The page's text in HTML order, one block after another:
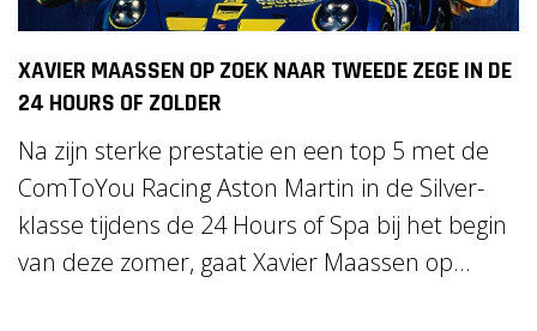
XAVIER MAASSEN OP ZOEK NAAR TWEEDE ZEGE IN DE
24 HOURS OF ZOLDER
Na zijn sterke prestatie en een top 5 met de
ComToYou Racing Aston Martin in de Silver-
klasse tijdens de 24 Hours of Spa bij het begin
van deze zomer, gaat Xavier Maassen op...